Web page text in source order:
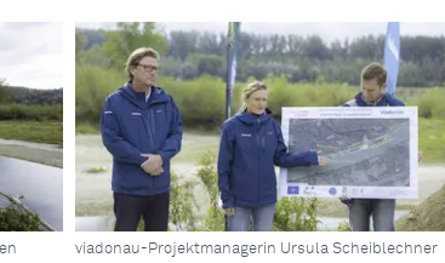
viadonau-Projektmanagerin Ursula Scheiblechner